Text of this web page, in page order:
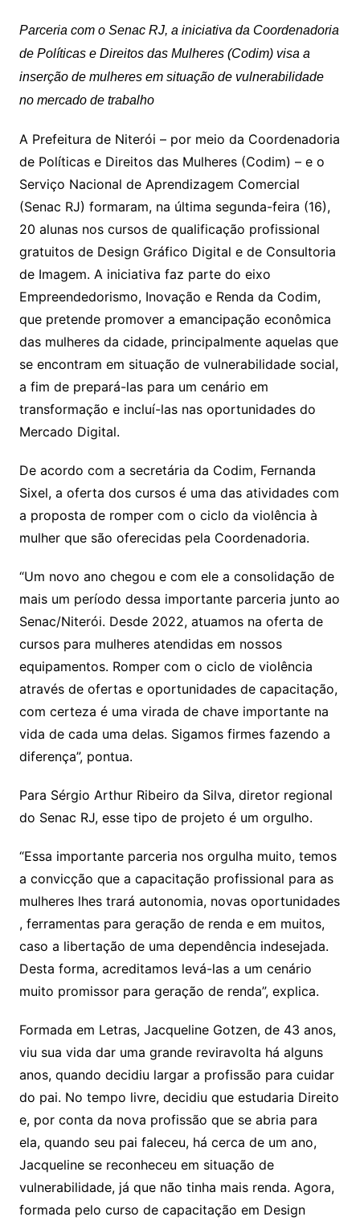
Parceria com o Senac RJ, a iniciativa da Coordenadoria
de Políticas e Direitos das Mulheres (Codim) visa a
inserção de mulheres em situação de vulnerabilidade
no mercado de trabalho
A Prefeitura de Niterói – por meio da Coordenadoria
de Políticas e Direitos das Mulheres (Codim) – e o
Serviço Nacional de Aprendizagem Comercial
(Senac RJ) formaram, na última segunda-feira (16),
20 alunas nos cursos de qualificação profissional
gratuitos de Design Gráfico Digital e de Consultoria
de Imagem. A iniciativa faz parte do eixo
Empreendedorismo, Inovação e Renda da Codim,
que pretende promover a emancipação econômica
das mulheres da cidade, principalmente aquelas que
se encontram em situação de vulnerabilidade social,
a fim de prepará-las para um cenário em
transformação e incluí-las nas oportunidades do
Mercado Digital.
De acordo com a secretária da Codim, Fernanda
Sixel, a oferta dos cursos é uma das atividades com
a proposta de romper com o ciclo da violência à
mulher que são oferecidas pela Coordenadoria.
“Um novo ano chegou e com ele a consolidação de
mais um período dessa importante parceria junto ao
Senac/Niterói. Desde 2022, atuamos na oferta de
cursos para mulheres atendidas em nossos
equipamentos. Romper com o ciclo de violência
através de ofertas e oportunidades de capacitação,
com certeza é uma virada de chave importante na
vida de cada uma delas. Sigamos firmes fazendo a
diferença”, pontua.
Para Sérgio Arthur Ribeiro da Silva, diretor regional
do Senac RJ, esse tipo de projeto é um orgulho.
“Essa importante parceria nos orgulha muito, temos
a convicção que a capacitação profissional para as
mulheres lhes trará autonomia, novas oportunidades
, ferramentas para geração de renda e em muitos,
caso a libertação de uma dependência indesejada.
Desta forma, acreditamos levá-las a um cenário
muito promissor para geração de renda”, explica.
Formada em Letras, Jacqueline Gotzen, de 43 anos,
viu sua vida dar uma grande reviravolta há alguns
anos, quando decidiu largar a profissão para cuidar
do pai. No tempo livre, decidiu que estudaria Direito
e, por conta da nova profissão que se abria para
ela, quando seu pai faleceu, há cerca de um ano,
Jacqueline se reconheceu em situação de
vulnerabilidade, já que não tinha mais renda. Agora,
formada pelo curso de capacitação em Design